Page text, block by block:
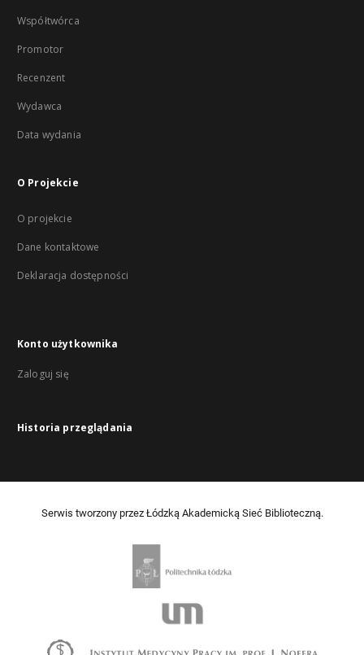
Współtwórca
Promotor
Recenzent
Wydawca
Data wydania
O Projekcie
O projekcie
Dane kontaktowe
Deklaracja dostępności
Konto użytkownika
Zaloguj się
Historia przeglądania
Serwis tworzony przez Łódzką Akademicką Sieć Biblioteczną.